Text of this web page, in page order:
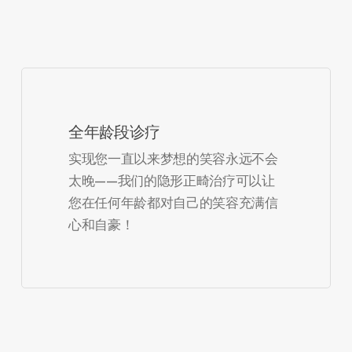
全年龄段诊疗
实现您一直以来梦想的笑容永远不会
太晚——我们的隐形正畸治疗可以让
您在任何年龄都对自己的笑容充满信
心和自豪！